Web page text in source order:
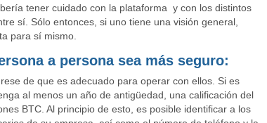
tener cuidado con la plataforma y con los distintos
sí. Sólo entonces, si uno tiene una visión general,
para sí mismo.
a persona sea más seguro:
de que es adecuado para operar con ellos. Si es
al menos un año de antigüedad, una calificación del
BTC. Al principio de esto, es posible identificar a los